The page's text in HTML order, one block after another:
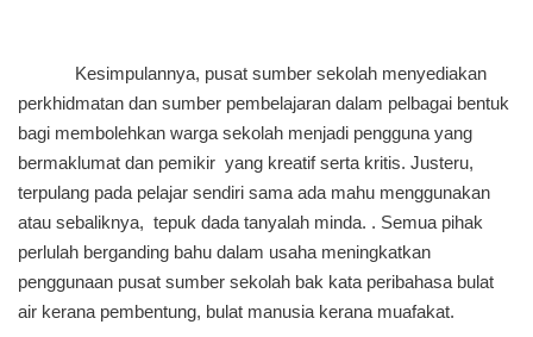
Kesimpulannya, pusat sumber sekolah menyediakan
perkhidmatan dan sumber pembelajaran dalam pelbagai bentuk
bagi membolehkan warga sekolah menjadi pengguna yang
bermaklumat dan pemikir yang kreatif serta kritis. Justeru,
terpulang pada pelajar sendiri sama ada mahu menggunakan
atau sebaliknya, tepuk dada tanyalah minda. . Semua pihak
perlulah berganding bahu dalam usaha meningkatkan
penggunaan pusat sumber sekolah bak kata peribahasa bulat
air kerana pembentung, bulat manusia kerana muafakat.